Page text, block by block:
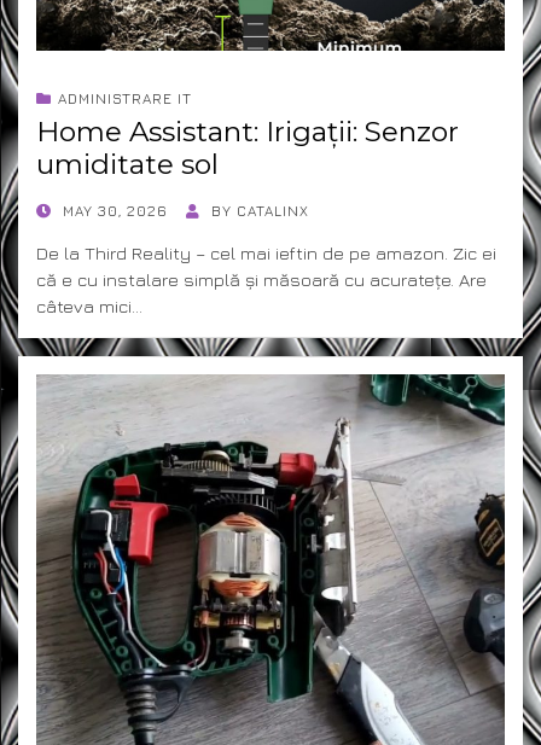
ADMINISTRARE IT
Home Assistant: Irigații: Senzor
umiditate sol
POSTEDMAY 30, 2026 BY CATALINX
De la Third Reality – cel mai ieftin de pe amazon. Zic ei
că e cu instalare simplă și măsoară cu acuratețe. Are
câteva mici…